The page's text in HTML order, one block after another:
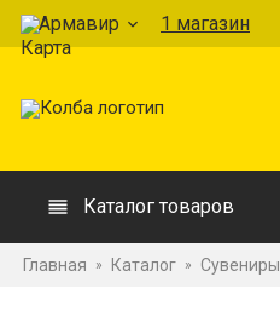
Армавир 1 магазин
Каталог товаров
Главная » Каталог » Сувениры